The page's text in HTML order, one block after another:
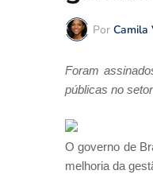
Por Camila
Foram
públicas no setor
O governo de
melhoria da